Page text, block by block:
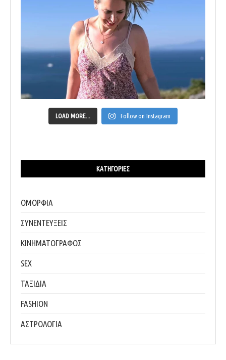
LOAD MORE... Follow on Instagram
ΚΑΤΗΓΟΡΊΕΣ
ΟΜΟΡΦΙΑ
ΣΥΝΕΝΤΕΥΞΕΙΣ
ΚΙΝΗΜΑΤΟΓΡΑΦΟΣ
SEX
ΤΑΞΙΔΙΑ
FASHION
ΑΣΤΡΟΛΟΓΙΑ